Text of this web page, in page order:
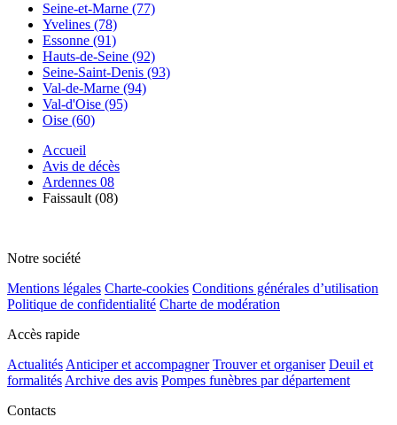
Seine-et-Marne (77)
Yvelines (78)
Essonne (91)
Hauts-de-Seine (92)
Seine-Saint-Denis (93)
Val-de-Marne (94)
Val-d'Oise (95)
Oise (60)
Accueil
Avis de décès
Ardennes 08
Faissault (08)
Notre société
Mentions légales Charte-cookies Conditions générales d’utilisation
Politique de confidentialité Charte de modération
Accès rapide
Actualités Anticiper et accompagner Trouver et organiser Deuil et
formalités Archive des avis Pompes funèbres par département
Contacts